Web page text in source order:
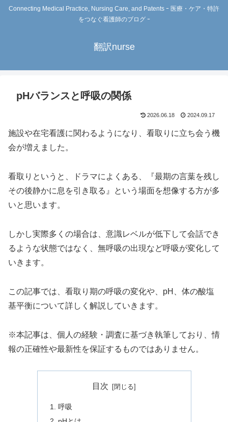
Connecting Medical Practice, Nursing Care, and Patents ｰ 医療・ケア・特許
をつなぐ看護師のブログ ｰ
翻訳nurse
pHバランスと呼吸の関係
2026.06.18 2024.09.17
施設や在宅看護に関わるようになり、看取りに立ち会う機
会が増えました。
看取りというと、ドラマによくある、『最期の言葉を残し
その後静かに息を引き取る』という場面を想像する方が多
いと思います。
しかし実際多くの場合は、意識レベルが低下して会話でき
るような状態ではなく、無呼吸の出現など呼吸が変化して
いきます。
この記事では、看取り期の呼吸の変化や、pH、体の酸塩
基平衡について詳しく解説していきます。
※本記事は、個人の経験・調査に基づき執筆しており、情
報の正確性や最新性を保証するものではありません。
目次
呼吸